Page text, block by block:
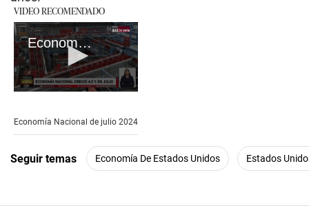
VIDEO RECOMENDADO
Economía Nacional de julio 2024
of
Economía Nacional de julio 2024
Seguir temas Economía De Estados Unidos Estados